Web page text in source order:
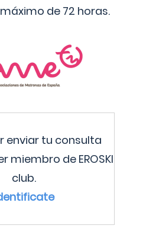
de 72 horas.
enviar tu consulta
miembro de EROSKI
club.